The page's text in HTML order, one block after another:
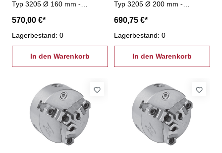
Typ 3205 Ø 160 mm -
relevanten Baugruppen -
Futterkörper aus Guss -
geteilte Backen- inkl. je 1 Satz
harter Aufsatzbacken und
harter Grundbacken,
Befestigungsschrauben
570,00 €*
Lagerbestand: 0
In den Warenkorb
Typ 3205 Ø 200 mm -
relevanten Baugruppen -
Futterkörper aus Guss -
geteilte Backen- inkl. je 1 Satz
harter Aufsatzbacken und
harter Grundbacken,
Befestigungsschrauben
690,75 €*
Lagerbestand: 0
In den Warenkorb